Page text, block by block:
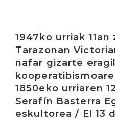
1947ko urriak
Tarazonan
nafar gizarte
1850eko urriaren
Serafín Basterra
eskultorea / El 13